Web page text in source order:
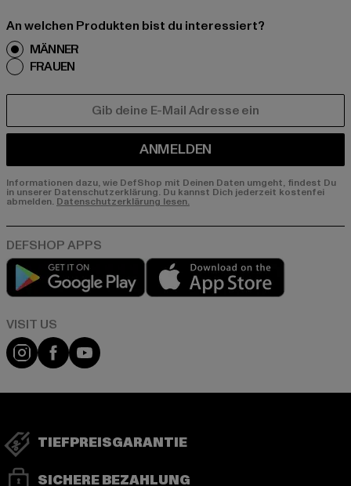
An welchen Produkten bist du interessiert?
MÄNNER
FRAUEN
ANMELDEN
Informationen dazu, wie DefShop mit Deinen Daten umgeht, findest Du
in unserer Datenschutzerklärung. Du kannst Dich jederzeit kostenfei
abmelden. Datenschutzerklärung lesen.
Play market
Visit our Instagram page:
Visit our Facebook page:
Visit our YouTube channel:
TIEFPREISGARANTIE
SICHERE BEZAHLUNG